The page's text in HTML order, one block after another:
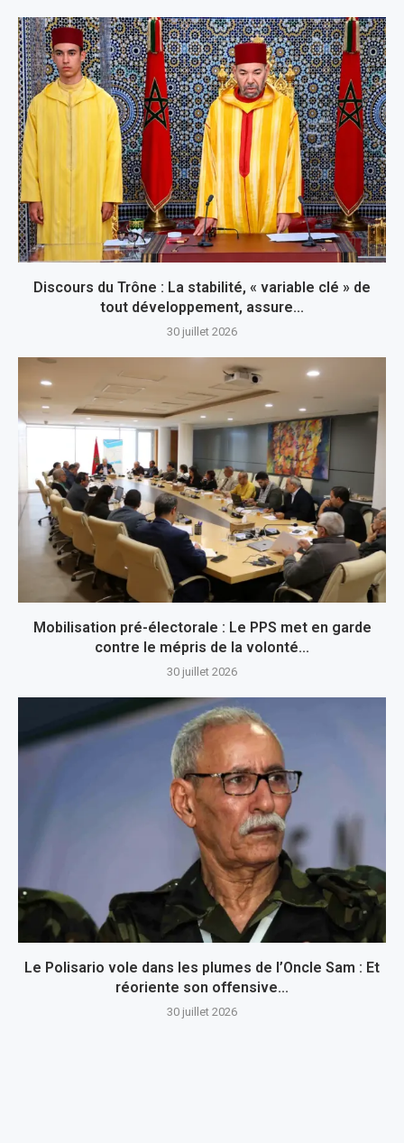
Discours du Trône : La stabilité, « variable clé » de
tout développement, assure...
30 juillet 2026
Mobilisation pré-électorale : Le PPS met en garde
contre le mépris de la volonté...
30 juillet 2026
Le Polisario vole dans les plumes de l’Oncle Sam : Et
réoriente son offensive...
30 juillet 2026